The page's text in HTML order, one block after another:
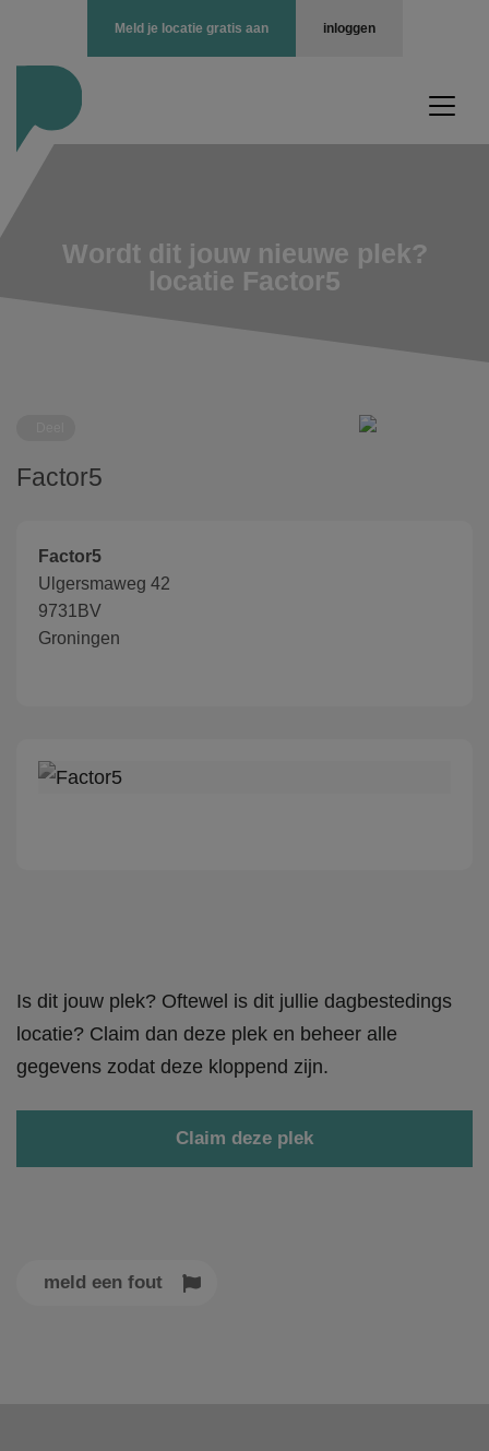
inloggen
Meld je locatie gratis aan
Wordt dit jouw nieuwe plek?
locatie Factor5
Factor5
Factor5
Ulgersmaweg 42
9731BV
Groningen
Is dit jouw plek? Oftewel is dit jullie dagbestedings
locatie? Claim dan deze plek en beheer alle
gegevens zodat deze kloppend zijn.
Claim deze plek
meld een fout